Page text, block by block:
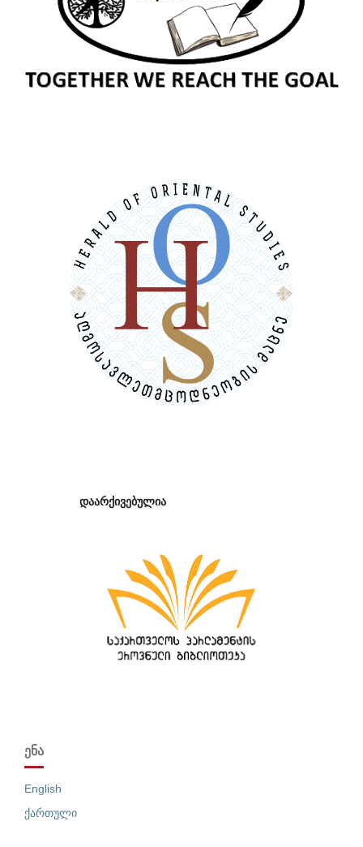
დაარქივებულია
ᲔᲜᲐ
English
ქართული